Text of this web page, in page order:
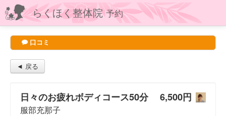
らくほく整体院予約
口コミ
◄ 戻る
日々のお疲れボディコース50分 6,500円
服部充那子